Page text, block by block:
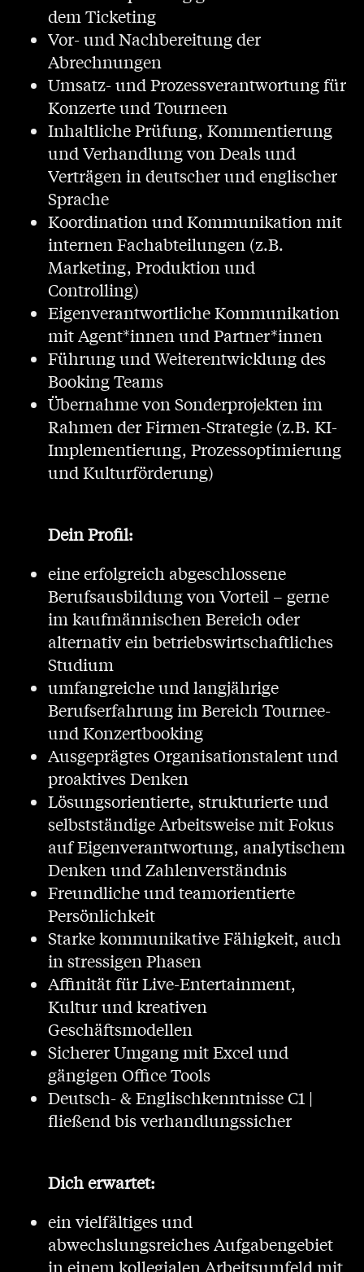
dem Ticketing
Vor- und Nachbereitung der
Abrechnungen
Umsatz- und Prozessverantwortung für
Konzerte und Tourneen
Inhaltliche Prüfung, Kommentierung
und Verhandlung von Deals und
Verträgen in deutscher und englischer
Sprache
Koordination und Kommunikation mit
internen Fachabteilungen (z.B.
Marketing, Produktion und
Controlling)
Eigenverantwortliche Kommunikation
mit Agent*innen und Partner*innen
Führung und Weiterentwicklung des
Booking Teams
Übernahme von Sonderprojekten im
Rahmen der Firmen-Strategie (z.B. KI-
Implementierung, Prozessoptimierung
und Kulturförderung)
Dein Profil:
eine erfolgreich abgeschlossene
Berufsausbildung von Vorteil – gerne
im kaufmännischen Bereich oder
alternativ ein betriebswirtschaftliches
Studium
umfangreiche und langjährige
Berufserfahrung im Bereich Tournee-
und Konzertbooking
Ausgeprägtes Organisationstalent und
proaktives Denken
Lösungsorientierte, strukturierte und
selbstständige Arbeitsweise mit Fokus
auf Eigenverantwortung, analytischem
Denken und Zahlenverständnis
Freundliche und teamorientierte
Persönlichkeit
Starke kommunikative Fähigkeit, auch
in stressigen Phasen
Affinität für Live-Entertainment,
Kultur und kreativen
Geschäftsmodellen
Sicherer Umgang mit Excel und
gängigen Office Tools
Deutsch- & Englischkenntnisse C1 |
fließend bis verhandlungssicher
Dich erwartet:
ein vielfältiges und
abwechslungsreiches Aufgabengebiet
in einem kollegialen Arbeitsumfeld mit